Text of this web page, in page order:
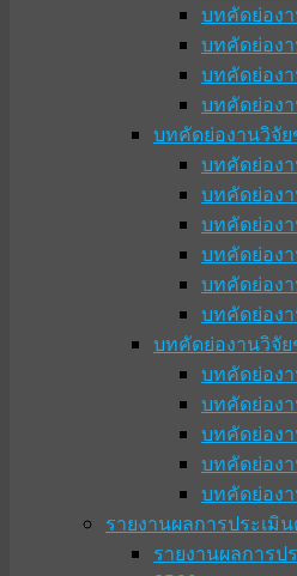
บทคัดย่อง
บทคัดย่อง
บทคัดย่อง
บทคัดย่อง
บทคัดย่องานวิจัย
บทคัดย่อง
บทคัดย่อง
บทคัดย่อง
บทคัดย่อง
บทคัดย่อง
บทคัดย่อง
บทคัดย่องานวิจั
บทคัดย่อง
บทคัดย่อง
บทคัดย่อง
บทคัดย่อง
บทคัดย่อง
รายงานผลการประเมิน
รายงานผลการป